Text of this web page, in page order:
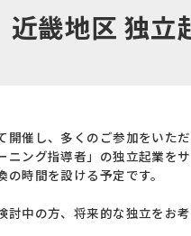
近畿地区 独立
開催し、多くのご参加をいた
ニング指導者」の独立起業を
の時間を設ける予定です。
討中の方、将来的な独立をお